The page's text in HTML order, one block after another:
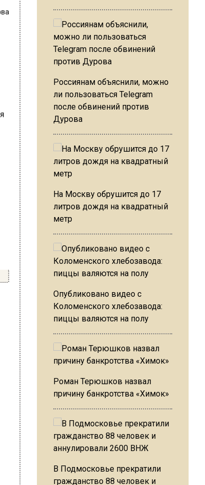
Россиянам объяснили, можно
ли пользоваться Telegram
после обвинений против
Дурова
На Москву обрушится до 17
литров дождя на квадратный
метр
Опубликовано видео с
Коломенского хлебозавода:
пиццы валяются на полу
Роман Терюшков назвал
причину банкротства «Химок»
В Подмосковье прекратили
гражданство 88 человек и